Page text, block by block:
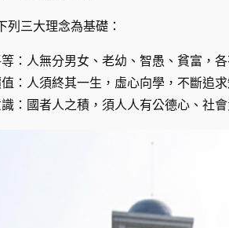
列三大理念為基礎：
：人無分男女、老幼、智愚、貧富，
：人須終其一生，虛心向學，不斷追
：國者人之積，須人人有公德心、社